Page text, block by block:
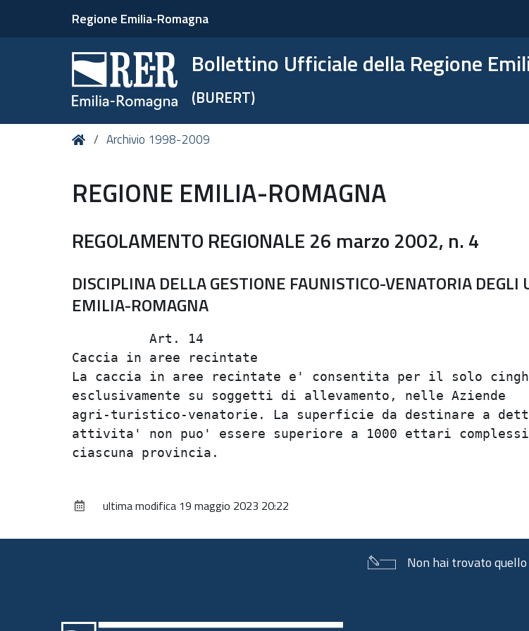
Regione Emilia-Romagna
Bollettino Ufficiale della Regione
(BURERT)
Tu HomeArchivio 1998-2009
REGIONE EMILIA-ROMAGNA
REGOLAMENTO REGIONALE 26 marzo 2002, n. 4
DISCIPLINA DELLA GESTIONE FAUNISTICO-VENATORIA DEGLI
EMILIA-ROMAGNA
Caccia in aree
La caccia in aree recintate e' consentita per il
esclusivamente su soggetti di
agri-turistico-venatorie. La superficie da
attivita' non puo' essere superiore a 1000
ultima modifica 19 maggio 2023 20:22
Non hai trovato quello